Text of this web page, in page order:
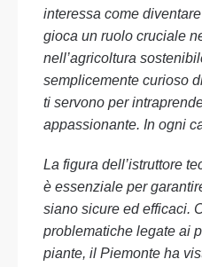
interessa come
gioca un ruolo cruciale
nell’agricoltura
semplicemente curioso
ti servono per
appassionante. In ogni
La figura dell’istruttore
è essenziale per
siano sicure ed efficaci.
problematiche legate ai
piante, il Piemonte ha